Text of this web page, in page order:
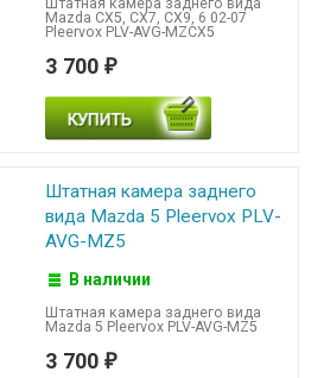
Штатная камера заднего вида
Mazda CX5, CX7, CX9, 6 02-07
Pleervox PLV-AVG-MZCX5
3 700 ₽
Штатная камера заднего
вида Mazda 5 Pleervox PLV-
AVG-MZ5
В наличии
Штатная камера заднего вида
Mazda 5 Pleervox PLV-AVG-MZ5
3 700 ₽